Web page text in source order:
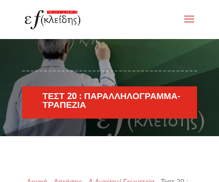
ΤΕΣΤ 20 : ΠΑΡΑΛΛΗΛΌΓΡΑΜΜΑ-
ΤΡΑΠΈΖΙΑ